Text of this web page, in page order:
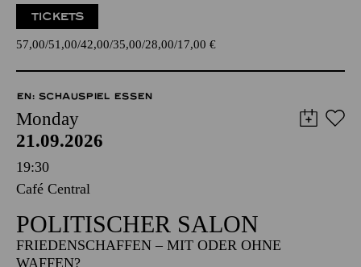
TICKETS
57,00 51,00 42,00 35,00 28,00 17,00 €
EN: SCHAUSPIEL ESSEN
Monday
21.09.2026
19:30
Café Central
POLITISCHER SALON
FRIEDENSCHAFFEN – MIT ODER OHNE
WAFFEN?